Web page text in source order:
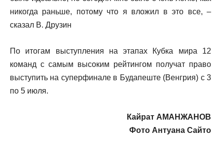
никогда раньше, потому что я вложил в это все, –
сказал В. Друзин
По итогам выступления на этапах Кубка мира 12
команд с самым высоким рейтингом получат право
выступить на суперфинале в Будапеште (Венгрия) с 3
по 5 июля.
Кайрат АМАНЖАНОВ
Фото Антуана Сайто